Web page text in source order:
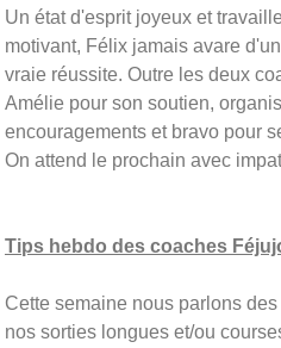
Un état d'esprit joyeux et
motivant, Félix jamais avare
vraie réussite. Outre les deux
Amélie pour son soutien,
encouragements et bravo pour
On attend le prochain avec
Tips hebdo des coaches
Cette semaine nous parlons
nos sorties longues et/ou